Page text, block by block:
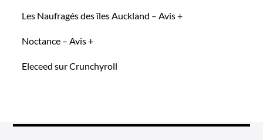
Les Naufragés des îles Auckland – Avis +
Noctance – Avis +
Eleceed sur Crunchyroll